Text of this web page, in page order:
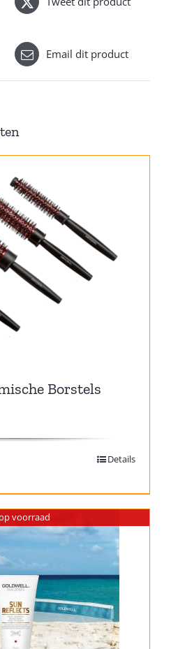
Email dit product
Borstels
Details
voorraad